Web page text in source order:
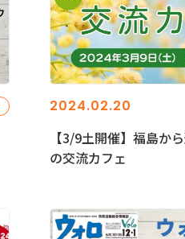
2024.02.20
【3/9土開催】福島か
の交流カフェ